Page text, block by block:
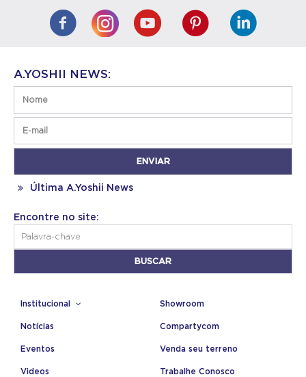
A.YOSHII NEWS:
Última A.Yoshii News
Encontre no site:
Institucional
Notícias
Eventos
Videos
Showroom
Compartycom
Venda seu terreno
Trabalhe Conosco